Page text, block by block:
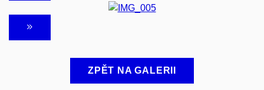
ZPĚT NA GALERII